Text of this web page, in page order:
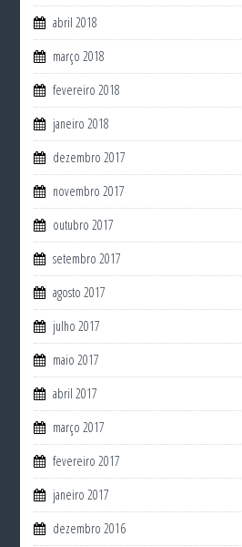
abril 2018
março 2018
fevereiro 2018
janeiro 2018
dezembro 2017
novembro 2017
outubro 2017
setembro 2017
agosto 2017
julho 2017
maio 2017
abril 2017
março 2017
fevereiro 2017
janeiro 2017
dezembro 2016